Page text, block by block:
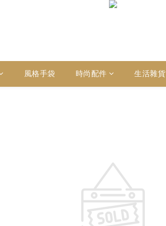
風格手袋 時尚配件 生活雜貨